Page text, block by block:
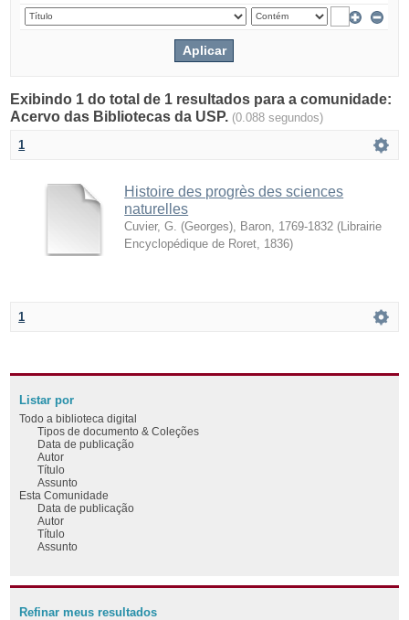
Exibindo 1 do total de 1 resultados para a comunidade:
Acervo das Bibliotecas da USP. (0.088 segundos)
1
Histoire des progrès des sciences
naturelles
Cuvier, G. (Georges), Baron, 1769-1832 ( Librairie
Encyclopédique de Roret 1836)
1
Listar por
Todo a biblioteca digital
Tipos de documento & Coleções
Data de publicação
Autor
Título
Assunto
Esta Comunidade
Data de publicação
Autor
Título
Assunto
Refinar meus resultados